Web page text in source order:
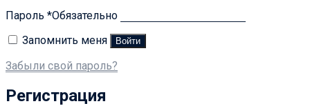
Пароль *Обязательно
Запомнить меня
Войти
Забыли свой пароль?
Регистрация